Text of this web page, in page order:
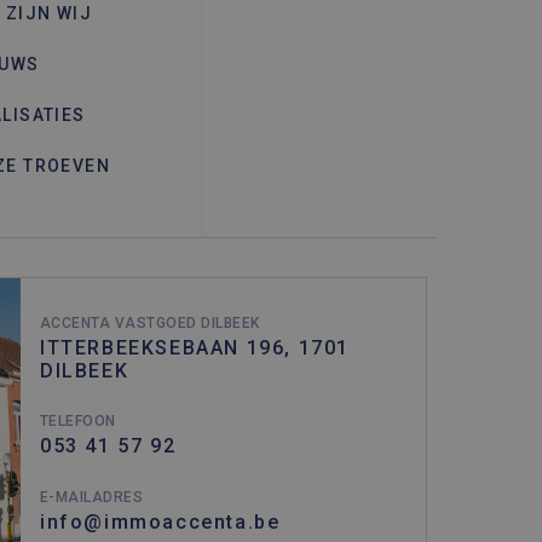
ZIJN WIJ
TROEVEN
ACCENTA VASTGOED DILBEEK
ITTERBEEKSEBAAN 196, 1701
DILBEEK
TELEFOON
053 41 57 92
E-MAILADRES
info@immoaccenta.be
accountbeheer. De
sessiestatus te
- wat een
van Google.
door een
Het is opgenomen in
, sessie- en
van de site.
zoals realtime bieden